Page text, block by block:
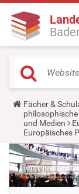
Y
o
u
a
r
e
h
e
r
e
Fächer &
und Medien
Europäisches